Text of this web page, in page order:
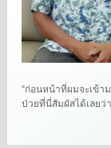
“ก่อนหน้าที่ผมจะเข้า
ป่วยที่นี่สัมผัสได้เลยว่